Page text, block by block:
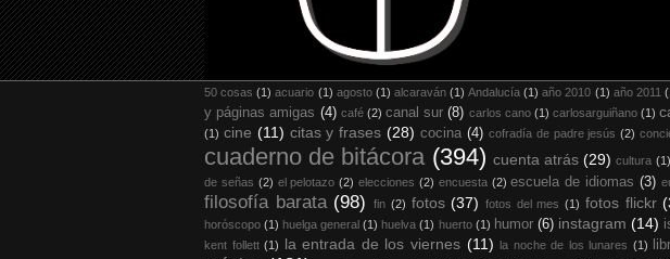
50 cosas (1) acuario (1) agosto (1) alcaraván (1) Andalucía (1) año 2010 (1) año 2011
y páginas amigas (4) café (2) canal sur (8) carlos cano (1) carlosarguiñano (1)
(1) cine (11) citas y frases (28) cocina (4) cofradía de padre jesús (2)
cuaderno de bitácora (394) cuenta atrás (29) cultura (1)
de señas (2) el pelotazo (2) elecciones (2) encuesta (2) escuela de idiomas (3)
filosofía barata (98) fin (2) fotos (37) fotos del mes (1) fotos flickr
horóscopo (1) huelga general (1) huelva (1) huerto (1) humor (6) instagram (14)
kent follett (1) la entrada de los viernes (11) la noche de los lunares (1)